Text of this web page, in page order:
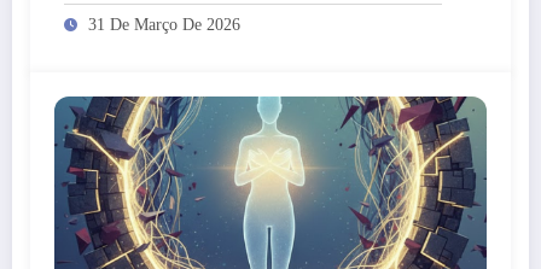
31 De Março De 2026